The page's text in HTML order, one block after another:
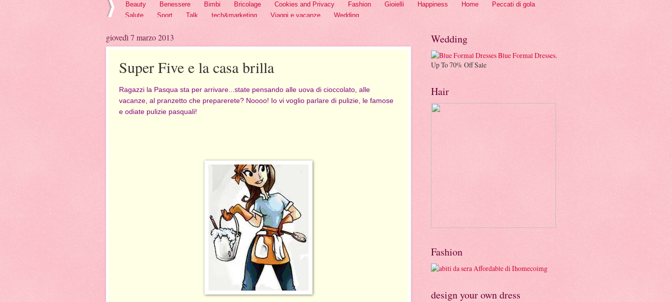
Beauty Benessere Bimbi Bricolage Cookies and Privacy Fashion Gioielli Happiness Home
Peccati di gola
Salute
Sport Talk tech&marketing Viaggi e vacanze Wedding
giovedì 7 marzo 2013
Super Five e la casa brilla
Ragazzi la Pasqua sta per arrivare...state pensando alle uova di cioccolato, alle
vacanze, al pranzetto che preparerete? Noooo! Io vi voglio parlare di pulizie, le famose
e odiate pulizie pasquali!
Wedding
Blue Formal Dresses.
Up To 70% Off Sale
Hair
Fashion
design your own dress